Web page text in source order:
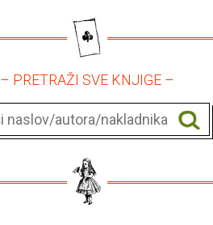
– PRETRAŽI SVE KNJIGE –